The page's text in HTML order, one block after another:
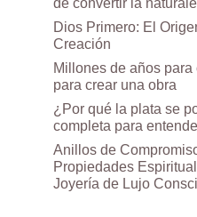
Dios Primero: El
Creación
Millones de años
para crear una obra
¿Por qué la plata se
completa para
Anillos de
Propiedades
Joyería de Lujo